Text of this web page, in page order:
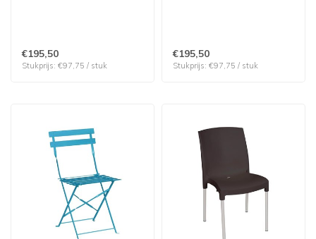
€195,50
Stukprijs: €97,75 / stuk
€195,50
Stukprijs: €97,75 / stuk